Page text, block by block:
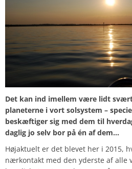
Det kan ind imellem være lidt
planeterne i vort solsystem –
beskæftiger sig med dem til
daglig jo selv bor på én af dem…
Højaktuelt er det blevet her i 2015,
nærkontakt med den yderste af alle